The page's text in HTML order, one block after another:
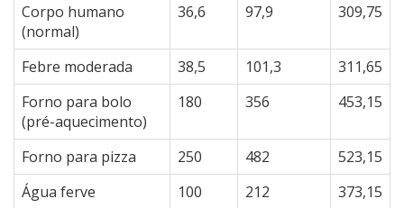
Corpo humano
(normal)
36,6 97,9 309,75
Febre moderada 38,5 101,3
311,65
Forno para bolo
(pré-aquecimento)
180 356 453,15
Forno para pizza 250 482
523,15
Água ferve
100 212
373,15